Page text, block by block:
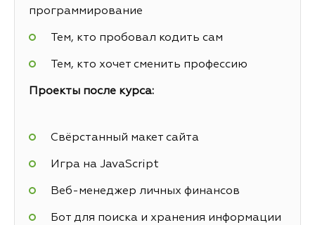
программирование
Тем, кто пробовал кодить сам
Тем, кто хочет сменить профессию
Проекты после курса:
Свёрстанный макет сайта
Игра на JavaScript
Веб-менеджер личных финансов
Бот для поиска и хранения информации